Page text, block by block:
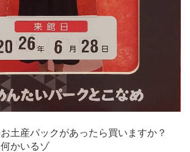
土産パックがあったら買いますか？
かいるゾ